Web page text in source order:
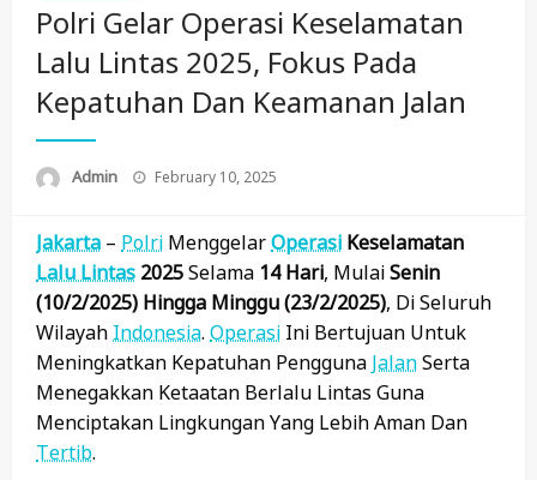
Polri Gelar Operasi Keselamatan
Lalu Lintas 2025, Fokus Pada
Kepatuhan Dan Keamanan Jalan
Admin
Posted
February 10, 2025
Jakarta – Polri MenggelarOperasi Keselamatan
Lalu Lintas 2025Selama 14 Hari, MulaiSenin
(10/2/2025) Hingga Minggu (23/2/2025), Di Seluruh
Wilayah Indonesia. Operasi Ini Bertujuan Untuk
Meningkatkan Kepatuhan Pengguna JalanSerta
Menegakkan Ketaatan Berlalu Lintas Guna
Menciptakan Lingkungan Yang Lebih Aman Dan
Tertib.